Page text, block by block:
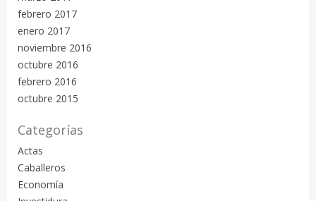
febrero 2017
enero 2017
noviembre 2016
octubre 2016
febrero 2016
octubre 2015
Categorías
Actas
Caballeros
Economía